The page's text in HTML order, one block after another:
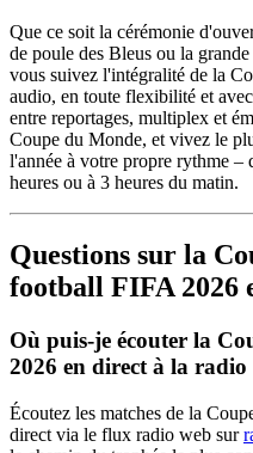
Que ce soit la cérémonie
de poule des Bleus ou la
vous suivez l'intégralité de la
audio, en toute flexibilité et
entre reportages, multiplex et
Coupe du Monde, et vivez le
l'année à votre propre rythme –
heures ou à 3 heures du matin.
Questions sur la
football FIFA 2026
Où puis-je écouter la
2026 en direct à la radio
Écoutez les matches de la
direct via le flux radio web sur